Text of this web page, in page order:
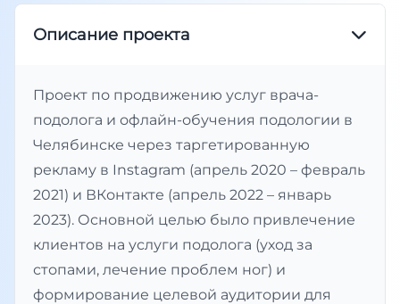
Описание проекта
Проект по продвижению услуг врача-
подолога и офлайн-обучения подологии в
Челябинске через таргетированную
рекламу в Instagram (апрель 2020 – февраль
2021) и ВКонтакте (апрель 2022 – январь
2023). Основной целью было привлечение
клиентов на услуги подолога (уход за
стопами, лечение проблем ног) и
формирование целевой аудитории для